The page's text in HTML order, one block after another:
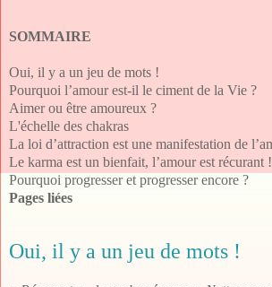
SOMMAIRE
Oui, il y a un jeu de mots !
Pourquoi l’amour est-il le ciment de la Vie ?
Aimer ou être amoureux ?
L'échelle des chakras
La loi d’attraction est une manifestation de
Le karma est un bienfait, l’amour est récurant !
Pourquoi progresser et progresser encore ?
Pages liées
Oui, il y a un jeu de mots !